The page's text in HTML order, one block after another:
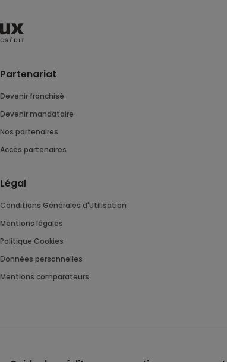
Partenariat
Devenir franchisé
Devenir mandataire
Nos partenaires
Accès partenaires
Légal
Conditions Générales d'Utilisation
Mentions légales
Politique Cookies
Données personnelles
Mentions comparateurs